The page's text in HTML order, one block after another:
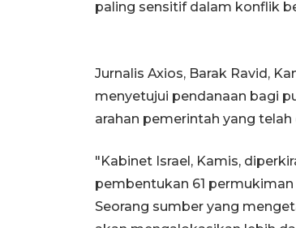
paling sensitif dalam konflik
Jurnalis Axios, Barak Ravid,
menyetujui pendanaan bagi
arahan pemerintah yang
"Kabinet Israel, Kamis,
pembentukan 61
Seorang sumber yang